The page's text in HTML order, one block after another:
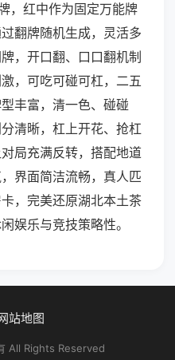
，红中作为固定万能牌
翻牌随机生成，灵活多
，开口翻、口口翻机制
，可吃可碰可杠，二五
丰富，清一色、碰碰
清晰，杠上开花、抢杠
局充满反转，搭配地道
界面简洁流畅，真人匹
，完美还原湖北本土茶
娱乐与竞技策略性。
站地图
All Rights Reserved